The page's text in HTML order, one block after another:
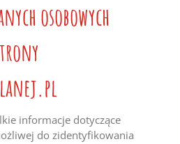
osobowych
informacje dotyczące
do zidentyfikowania